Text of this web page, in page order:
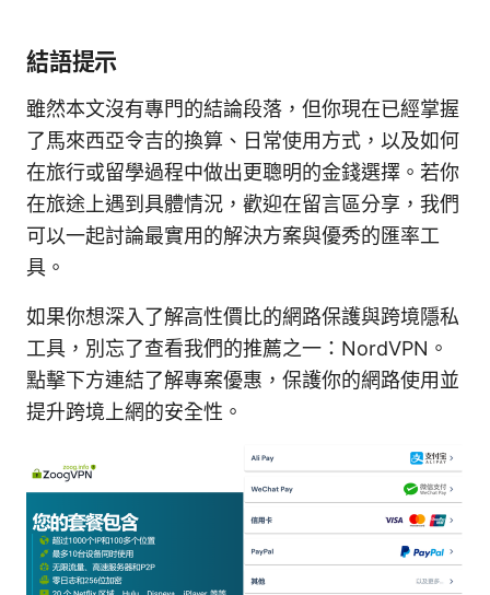
結語提示
雖然本文沒有專門的結論段落，但你現在已經掌握
了馬來西亞令吉的換算、日常使用方式，以及如何
在旅行或留學過程中做出更聰明的金錢選擇。若你
在旅途上遇到具體情況，歡迎在留言區分享，我們
可以一起討論最實用的解決方案與優秀的匯率工
具。
如果你想深入了解高性價比的網路保護與跨境隱私
工具，別忘了查看我們的推薦之一：NordVPN。
點擊下方連結了解專案優惠，保護你的網路使用並
提升跨境上網的安全性。